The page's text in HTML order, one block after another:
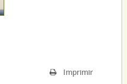
Imprimir